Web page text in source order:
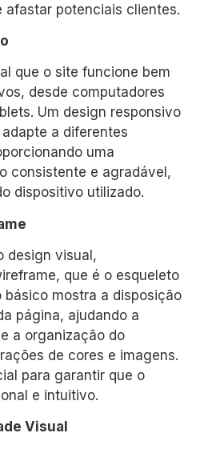
afastar potenciais clientes.
que o site funcione bem
desde computadores
Um design responsivo
a diferentes
uma
consistente e agradável,
dispositivo utilizado.
design visual,
que é o esqueleto
básico mostra a disposição
página, ajudando a
a organização do
de cores e imagens.
para garantir que o
e intuitivo.
Visual